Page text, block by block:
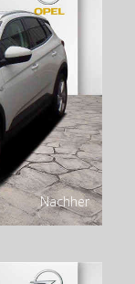
Nachher